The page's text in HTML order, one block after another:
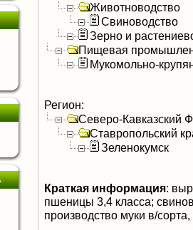
Животноводство
Свиноводство
Зерно и
Пищевая
Мукомольно-
Регион:
Северо-Кавказский
Ставропольский
Зеленокумск
Краткая информация:
пшеницы 3,4 класса;
производство муки в/